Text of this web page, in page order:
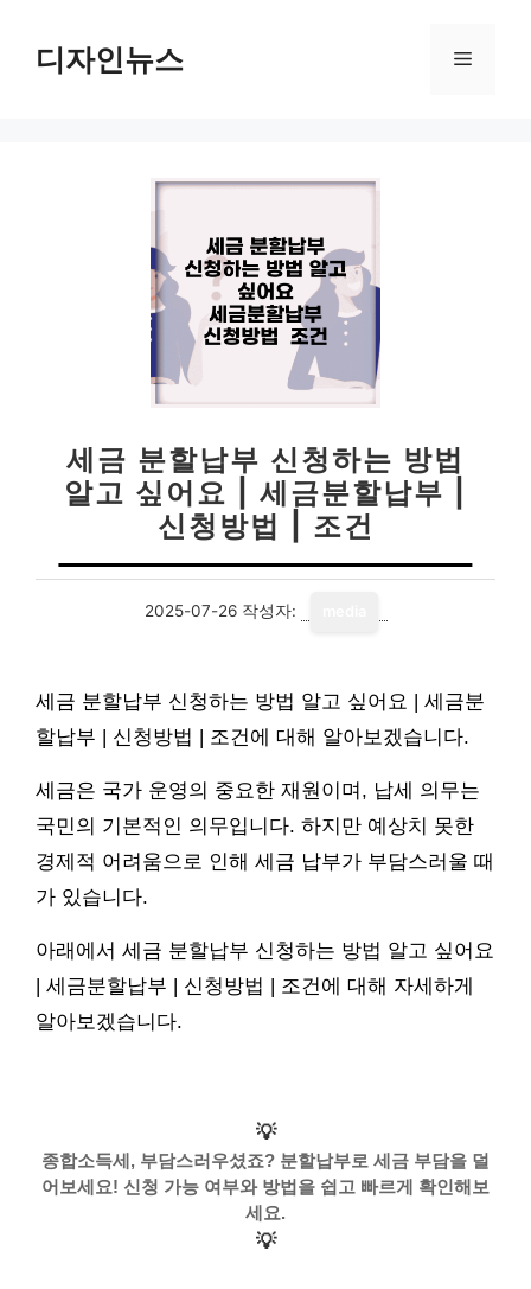
디자인뉴스 메
세금 분할납부 신청하는 방법
알고 싶어요 | 세금분할납부 |
신청방법 | 조건
2025-07-26 작성자:
세금 분할납부 신청하는 방법 알고 싶어요 | 세금분
할납부 | 신청방법 | 조건에 대해 알아보겠습니다.
세금은 국가 운영의 중요한 재원이며, 납세 의무는
국민의 기본적인 의무입니다. 하지만 예상치 못한
경제적 어려움으로 인해 세금 납부가 부담스러울 때
가 있습니다.
아래에서 세금 분할납부 신청하는 방법 알고 싶어요
| 세금분할납부 | 신청방법 | 조건에 대해 자세하게
알아보겠습니다.
💡
종합소득세, 부담스러우셨죠? 분할납부로 세금 부담을 덜
어보세요! 신청 가능 여부와 방법을 쉽고 빠르게 확인해보
세요.
💡